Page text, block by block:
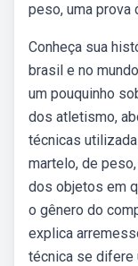
peso, uma prova
Conheça sua
brasil e no
um pouquinho
dos atletismo,
técnicas
martelo, de
dos objetos em
o gênero do
explica
técnica se difere